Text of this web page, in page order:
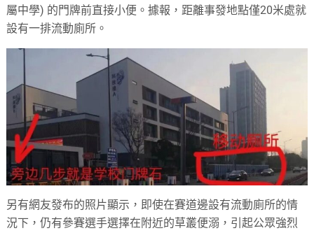
屬中學) 的門牌前直接小便。據報，距離事發地點僅20米處就
設有一排流動廁所。
另有網友發布的照片顯示，即使在賽道邊設有流動廁所的情
況下，仍有參賽選手選擇在附近的草叢便溺，引起公眾強烈